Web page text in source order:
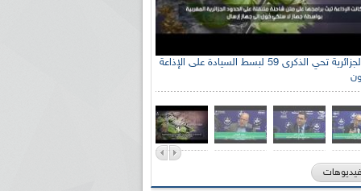
الإذاعة الجزائرية تحي الذكرى 59 لبسط السيادة على الإذاعة